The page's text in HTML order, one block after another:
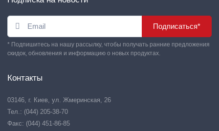
Подписаться*
* Подпишитесь на нашу рассылку, чтобы получать ранние предложения
скидок, обновления и информацию о новых продуктах.
Контакты
03146, г. Киев, ул. Жмеринская, 26
Тел.: (044) 205-38-70
Факс: (044) 451-86-85